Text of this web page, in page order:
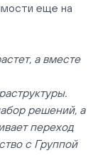
еще на
а вместе
решений, а
переход
с Группой